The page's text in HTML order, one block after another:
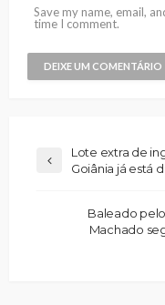
Save my name, email,
time I comment.
Lote extra de
Goiânia já está
Baleado
Machado